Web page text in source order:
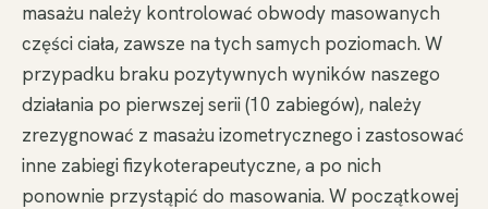
masażu należy kontrolować obwody masowanych
części ciała, zawsze na tych samych poziomach. W
przypadku braku pozytywnych wyników naszego
działania po pierwszej serii (10 zabiegów), należy
zrezygnować z masażu izometrycznego i zastosować
inne zabiegi fizykoterapeutyczne, a po nich
ponownie przystąpić do masowania. W początkowej